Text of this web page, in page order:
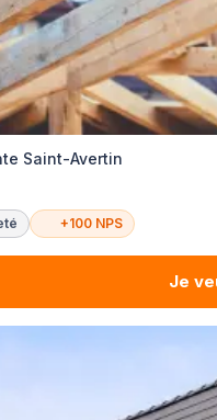
Saint-Avertin
+100 NPS
Je